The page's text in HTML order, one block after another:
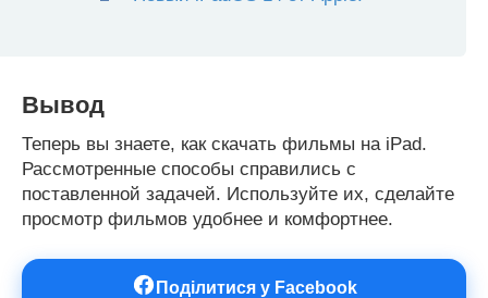
Вывод
Теперь вы знаете, как скачать фильмы на iPad.
Рассмотренные способы справились с
поставленной задачей. Используйте их, сделайте
просмотр фильмов удобнее и комфортнее.
Поділитися у Facebook